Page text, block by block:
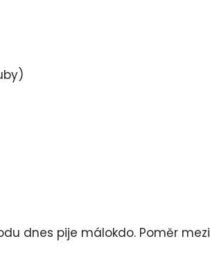
dnes pije málokdo. Poměr mezi